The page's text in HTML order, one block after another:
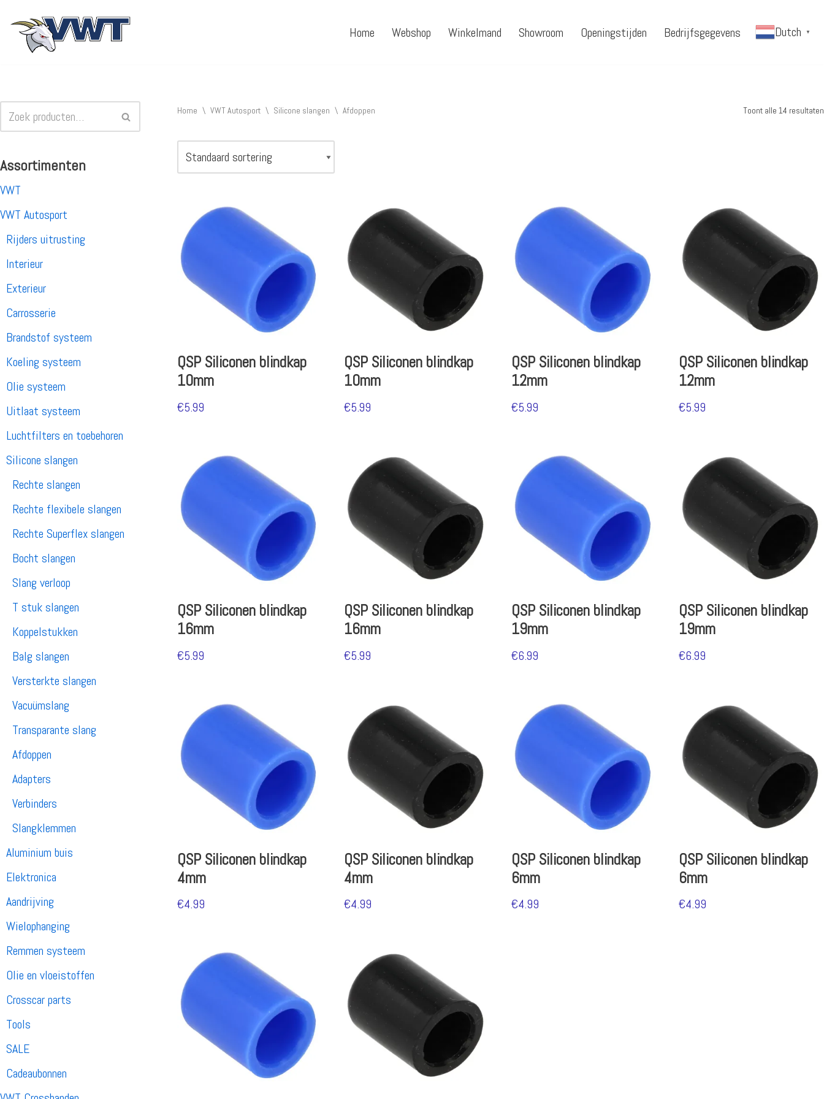
Ga
Home Webshop Winkelmand Showroom Openingstijden Bedrijfsgegevens Dutch ▼
Assortimenten
VWT
VWT Autosport
Rijders uitrusting
Interieur
Exterieur
Carrosserie
Brandstof systeem
Koeling systeem
Olie systeem
Uitlaat systeem
Luchtfilters en toebehoren
Silicone slangen
Rechte slangen
Rechte flexibele slangen
Rechte Superflex slangen
Bocht slangen
Slang verloop
T stuk slangen
Koppelstukken
Balg slangen
Versterkte slangen
Vacuümslang
Transparante slang
Afdoppen
Adapters
Verbinders
Slangklemmen
Aluminium buis
Elektronica
Aandrijving
Wielophanging
Remmen systeem
Olie en vloeistoffen
Crosscar parts
Tools
SALE
Cadeaubonnen
Home \ VWT Autosport \ Silicone slangen \ Afdoppen Toont alle 14 resultaten
QSP Siliconen blindkap
10mm
€5.99
QSP Siliconen blindkap
10mm
€5.99
QSP Siliconen blindkap
12mm
€5.99
QSP Siliconen blindkap
12mm
€5.99
QSP Siliconen blindkap
16mm
€5.99
QSP Siliconen blindkap
16mm
€5.99
QSP Siliconen blindkap
19mm
€6.99
QSP Siliconen blindkap
19mm
€6.99
QSP Siliconen blindkap
4mm
€4.99
QSP Siliconen blindkap
4mm
€4.99
QSP Siliconen blindkap
6mm
€4.99
QSP Siliconen blindkap
6mm
€4.99